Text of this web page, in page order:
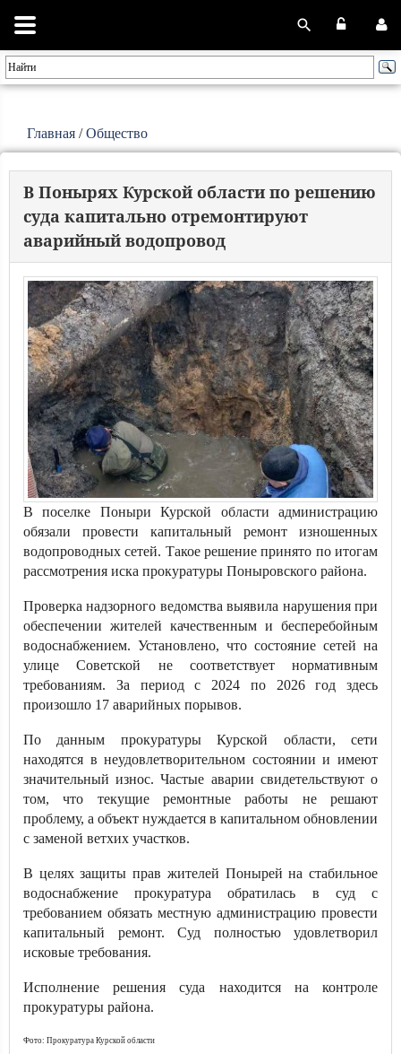
Главная /Общество
В Понырях Курской области по решению
суда капитально отремонтируют
аварийный водопровод
В поселке Поныри Курской области администрацию
обязали провести капитальный ремонт изношенных
водопроводных сетей. Такое решение принято по итогам
рассмотрения иска прокуратуры Поныровского района.
Проверка надзорного ведомства выявила нарушения при
обеспечении жителей качественным и бесперебойным
водоснабжением. Установлено, что состояние сетей на
улице Советской не соответствует нормативным
требованиям. За период с 2024 по 2026 год здесь
произошло 17 аварийных порывов.
По данным прокуратуры Курской области, сети
находятся в неудовлетворительном состоянии и имеют
значительный износ. Частые аварии свидетельствуют о
том, что текущие ремонтные работы не решают
проблему, а объект нуждается в капитальном обновлении
с заменой ветхих участков.
В целях защиты прав жителей Понырей на стабильное
водоснабжение прокуратура обратилась в суд с
требованием обязать местную администрацию провести
капитальный ремонт. Суд полностью удовлетворил
исковые требования.
Исполнение решения суда находится на контроле
прокуратуры района.
Фото: Прокуратура Курской области